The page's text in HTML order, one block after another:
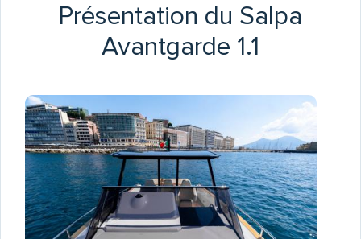
Présentation du Salpa
Avantgarde 1.1